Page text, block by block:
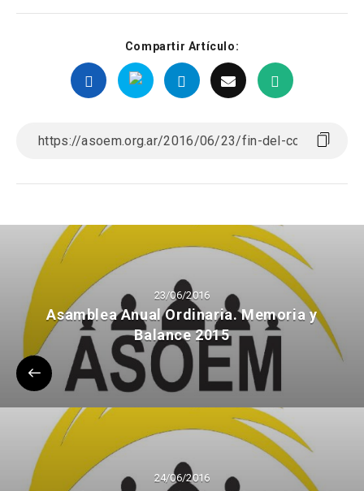
Compartir Artículo:
23/06/2016
Asamblea Anual Ordinaria. Memoria y
Balance 2015
24/06/2016